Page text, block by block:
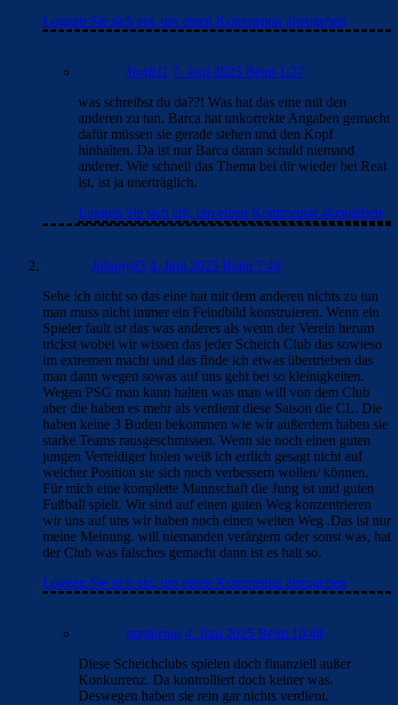
Loggen Sie sich ein, um einen Kommentar abzugeben
Yordi11 7. Juni 2025 Beim 1:27
was schreibst du da??! Was hat das eine mit den
anderen zu tun. Barca hat unkorrekte Angaben gemacht
dafür müssen sie gerade stehen und den Kopf
hinhalten. Da ist nur Barca daran schuld niemand
anderer. Wie schnell das Thema bei dir wieder bei Real
ist, ist ja unerträglich.
Loggen Sie sich ein, um einen Kommentar abzugeben
Johnny85 4. Juni 2025 Beim 7:49
Sehe ich nicht so das eine hat mit dem anderen nichts zu tun
man muss nicht immer ein Feindbild konstruieren. Wenn ein
Spieler fault ist das was anderes als wenn der Verein herum
trickst wobei wir wissen das jeder Scheich Club das sowieso
im extremen macht und das finde ich etwas übertrieben das
man dann wegen sowas auf uns geht bei so kleinigkeiten.
Wegen PSG man kann halten was man will von dem Club
aber die haben es mehr als verdient diese Saison die CL. Die
haben keine 3 Buden bekommen wie wir außerdem haben sie
starke Teams rausgeschmissen. Wenn sie noch einen guten
jungen Verteidiger holen weiß ich errlich gesagt nicht auf
welcher Position sie sich noch verbessern wollen/ können.
Für mich eine komplette Mannschaft die Jung ist und guten
Fußball spielt. Wir sind auf einen guten Weg konzentrieren
wir uns auf uns wir haben noch einen weiten Weg .Das ist nur
meine Meinung. will niemanden verärgern oder sonst was, hat
der Club was falsches gemacht dann ist es halt so.
Loggen Sie sich ein, um einen Kommentar abzugeben
pontormo 4. Juni 2025 Beim 10:48
Diese Scheichclubs spielen doch finanziell außer
Konkurrenz. Da kontrolliert doch keiner was.
Deswegen haben sie rein gar nichts verdient.